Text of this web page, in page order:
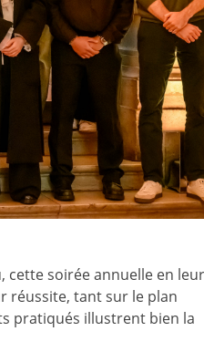
cette soirée annuelle en leur
réussite, tant sur le plan
pratiqués illustrent bien la